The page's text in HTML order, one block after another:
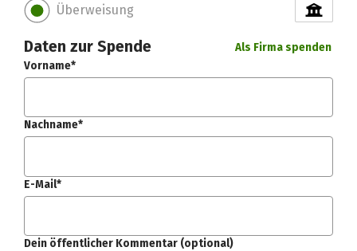
Überweisung
Daten zur Spende
Als Firma spenden
Vorname*
Nachname*
E-Mail*
Dein öffentlicher Kommentar (optional)